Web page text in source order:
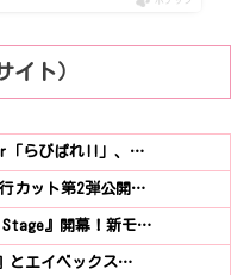
イト）
「らびぱれ!!」、…
行カット第2弾公開…
Stage』開幕！新モ…
とエイベックス…